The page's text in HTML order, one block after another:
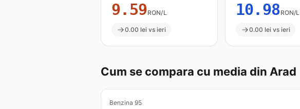
9.59RON/L
0.00 lei vs ieri
10.98RON/L
0.00 lei vs ieri
Cum se compara cu media din Arad
Benzina 95